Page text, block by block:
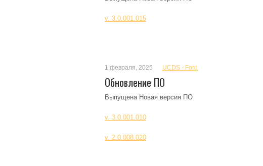
v. 3.0.001.015
1 февраля, 2025 UCDS - Ford
Обновление ПО
Выпущена Новая версия ПО
v. 3.0.001.010
v. 2.0.008.020